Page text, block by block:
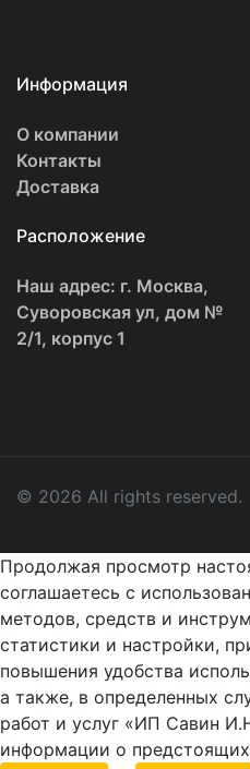
Информация
О компании
Контакты
Доставка
Расположение
Наш адрес: г. Москва,
Суворовская ул, дом №
2/1, корпус 1
© 2026 All rights reserved.
Продолжая просмотр
соглашаетесь с
методов, средств и
статистики и настройки,
повышения удобства
а также, в определенных
работ и услуг «ИП Савин
информации о